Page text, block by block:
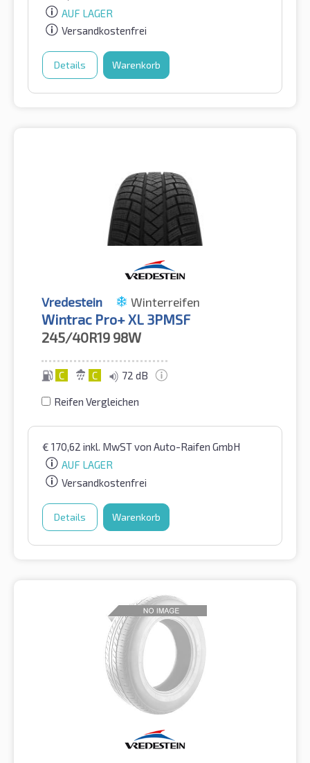
AUF LAGER
Versandkostenfrei
Details Warenkorb
Vredestein Winterreifen
Wintrac Pro+ XL 3PMSF
245/40R19 98W
C C 72 dB
Reifen Vergleichen
€ 170,62 inkl. MwSTvon Auto-Raifen GmbH
AUF LAGER
Versandkostenfrei
Details Warenkorb